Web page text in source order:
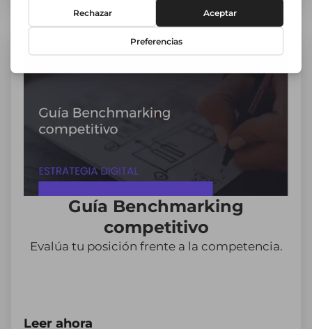
Guía Benchmarking
competitivo
Evalúa tu posición frente a la competencia.
Leer ahora